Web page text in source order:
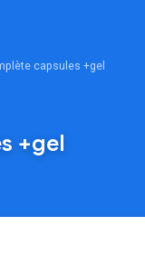
capsules +gel
+gel